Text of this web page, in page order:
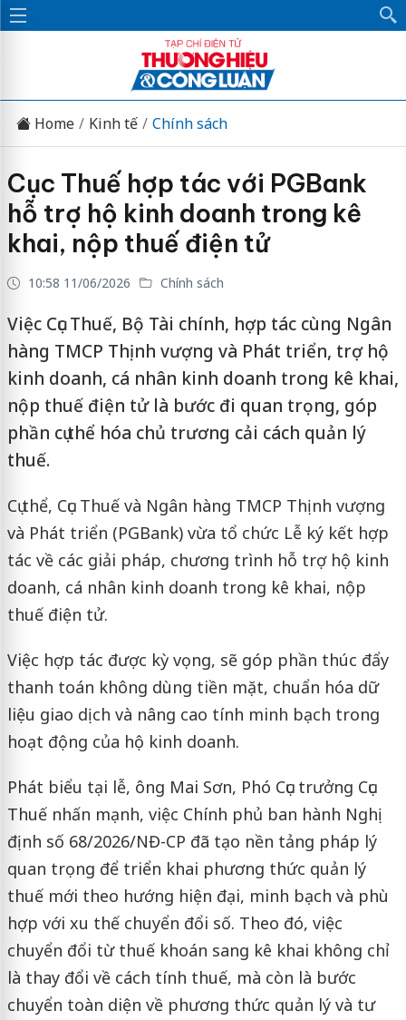
Home Kinh tế Chính sách
Cục Thuế hợp tác với PGBank
hỗ trợ hộ kinh doanh trong kê
khai, nộp thuế điện tử
10:58 11/06/2026 Chính sách
Việc Cục Thuế, Bộ Tài chính, hợp tác cùng Ngân
hàng TMCP Thịnh vượng và Phát triển, trợ hộ
kinh doanh, cá nhân kinh doanh trong kê khai,
nộp thuế điện tử là bước đi quan trọng, góp
phần cụ thể hóa chủ trương cải cách quản lý
thuế.
Cụ thể, Cục Thuế và Ngân hàng TMCP Thịnh vượng
và Phát triển (PGBank) vừa tổ chức Lễ ký kết hợp
tác về các giải pháp, chương trình hỗ trợ hộ kinh
doanh, cá nhân kinh doanh trong kê khai, nộp
thuế điện tử.
Việc hợp tác được kỳ vọng, sẽ góp phần thúc đẩy
thanh toán không dùng tiền mặt, chuẩn hóa dữ
liệu giao dịch và nâng cao tính minh bạch trong
hoạt động của hộ kinh doanh.
Phát biểu tại lễ, ông Mai Sơn, Phó Cục trưởng Cục
Thuế nhấn mạnh, việc Chính phủ ban hành Nghị
định số 68/2026/NĐ-CP đã tạo nền tảng pháp lý
quan trọng để triển khai phương thức quản lý
thuế mới theo hướng hiện đại, minh bạch và phù
hợp với xu thế chuyển đổi số. Theo đó, việc
chuyển đổi từ thuế khoán sang kê khai không chỉ
là thay đổi về cách tính thuế, mà còn là bước
chuyển toàn diện về phương thức quản lý và tư